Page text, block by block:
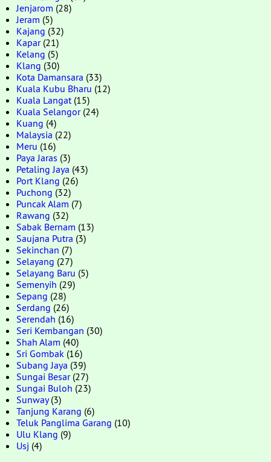
Jenjarom (28)
Jeram (5)
Kajang (32)
Kapar(21)
Kelang (5)
Klang (30)
Kota Damansara (33)
Kuala Kubu Bharu (12)
Kuala Langat(15)
Kuala Selangor(24)
Kuang (4)
Malaysia (22)
Meru (16)
Paya Jaras (3)
Petaling Jaya (43)
Port Klang (26)
Puchong (32)
Puncak Alam (7)
Rawang (32)
Sabak Bernam (13)
Saujana Putra (3)
Sekinchan (7)
Selayang (27)
Selayang Baru (5)
Semenyih (29)
Sepang (28)
Serdang (26)
Serendah (16)
Seri Kembangan (30)
Shah Alam (40)
Sri Gombak (16)
Subang Jaya (39)
Sungai Besar(27)
Sungai Buloh (23)
Sunway(3)
Tanjung Karang (6)
Teluk Panglima Garang (10)
Ulu Klang (9)
Usj (4)